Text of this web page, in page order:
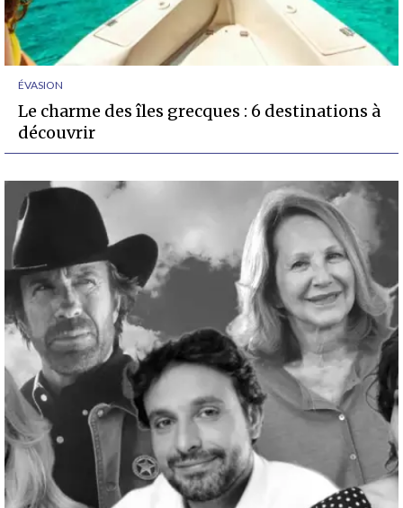
ÉVASION
Le charme des îles grecques : 6 destinations à
découvrir